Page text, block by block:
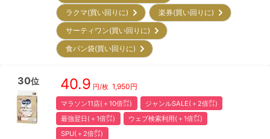
ラクマ(買い回りに)
楽券(買い回りに)
サーティワン(買い回りに)
食パン袋(買い回りに)
30位 40.9 円/枚 1,950円
マラソン11店(＋10倍㌽)
ジャンルSALE(＋2倍㌽)
最強翌日(＋1倍㌽)
ウェブ検索利用(＋1倍㌽)
SPU(＋2倍㌽)